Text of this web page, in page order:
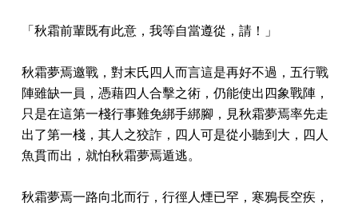
「秋霜前輩既有此意，我等自當遵從，請！」
秋霜夢焉邀戰，對末氏四人而言這是再好不過，五行戰
陣雖缺一員，憑藉四人合擊之術，仍能使出四象戰陣，
只是在這第一棧行事難免綁手綁腳，見秋霜夢焉率先走
出了第一棧，其人之狡詐，四人可是從小聽到大，四人
魚貫而出，就怕秋霜夢焉遁逃。
秋霜夢焉一路向北而行，行徑人煙已罕，寒鴉長空疾，